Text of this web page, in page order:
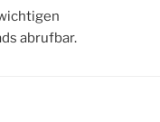
abrufbar.